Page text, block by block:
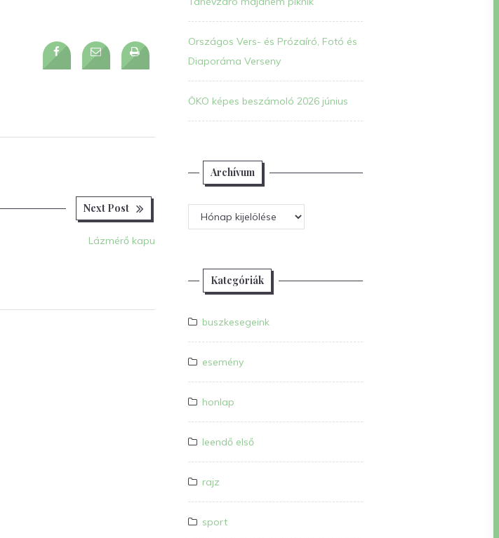
Next Post
Lázmérő kapu
Országos Vers- és Prózaíró, Fotó és
Diaporáma Verseny
ÖKO képes beszámoló 2026 június
Archívum
Archívum
Kategóriák
buszkesegeink
esemény
honlap
leendő első
rajz
sport